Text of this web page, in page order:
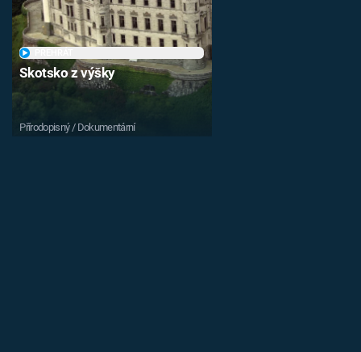
Skotsko z výšky
Přírodopisný / Dokumentární